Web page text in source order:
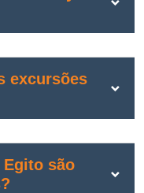
excursões
Egito são